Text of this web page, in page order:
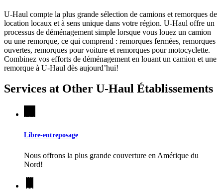
U-Haul compte la plus grande sélection de camions et remorques de
location locaux et à sens unique dans votre région. U-Haul offre un
processus de déménagement simple lorsque vous louez un camion
ou une remorque, ce qui comprend : remorques fermées, remorques
ouvertes, remorques pour voiture et remorques pour motocyclette.
Combinez vos efforts de déménagement en louant un camion et une
remorque à U-Haul dès aujourd’hui!
Services at Other U-Haul Établissements
Libre-entreposage
Nous offrons la plus grande couverture en Amérique du
Nord!